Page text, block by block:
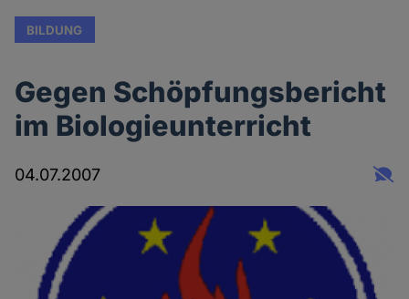
BILDUNG
Gegen Schöpfungsbericht
im Biologieunterricht
04.07.2007